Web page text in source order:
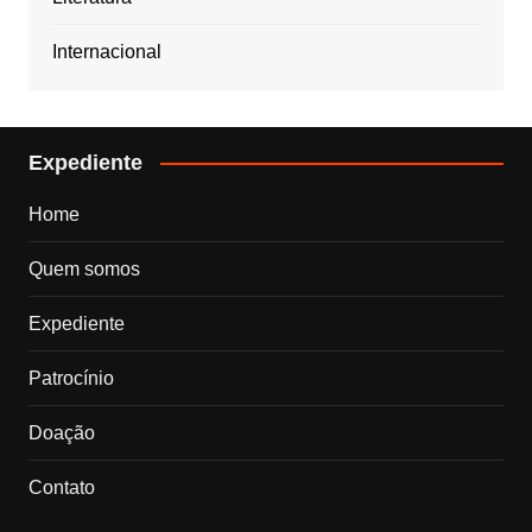
Internacional
Expediente
Home
Quem somos
Expediente
Patrocínio
Doação
Contato